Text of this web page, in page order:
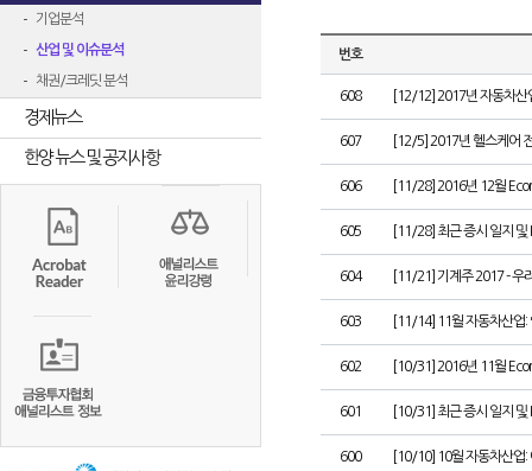
기업분석
산업 및 이슈분석
채권/크레딧 분석
경제뉴스
한양 뉴스 및 공지사항
번호
608 [12/12] 2017년 자동차산
607 [12/5] 2017년 헬스케어
606 [11/28] 2016년 12월
605 [11/28] 최근 증시 일지 및
604 [11/21] 기계주 2017 - 우
603 [11/14] 11월 자동차산업
602 [10/31] 2016년 11월
601 [10/31] 최근 증시 일지 및
600 [10/10] 10월 자동차산업: